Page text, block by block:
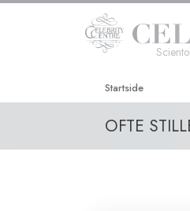
Startside
OFTE